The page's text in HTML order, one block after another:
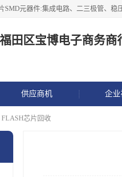
田区宝博电子商务商
供应商机 企业
FLASH芯片回收